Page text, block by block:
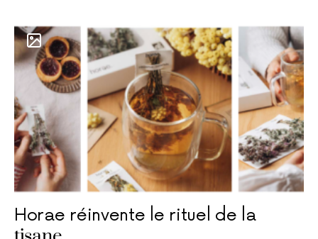
Horae réinvente le rituel de la